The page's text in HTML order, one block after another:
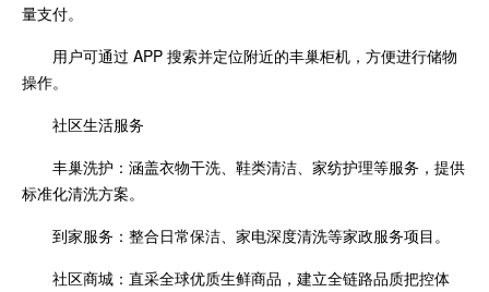
量支付。
用户可通过 APP 搜索并定位附近的丰巢柜机，方便进行储物
操作。
社区生活服务
丰巢洗护：涵盖衣物干洗、鞋类清洁、家纺护理等服务，提供
标准化清洗方案。
到家服务：整合日常保洁、家电深度清洗等家政服务项目。
社区商城：直采全球优质生鲜商品，建立全链路品质把控体